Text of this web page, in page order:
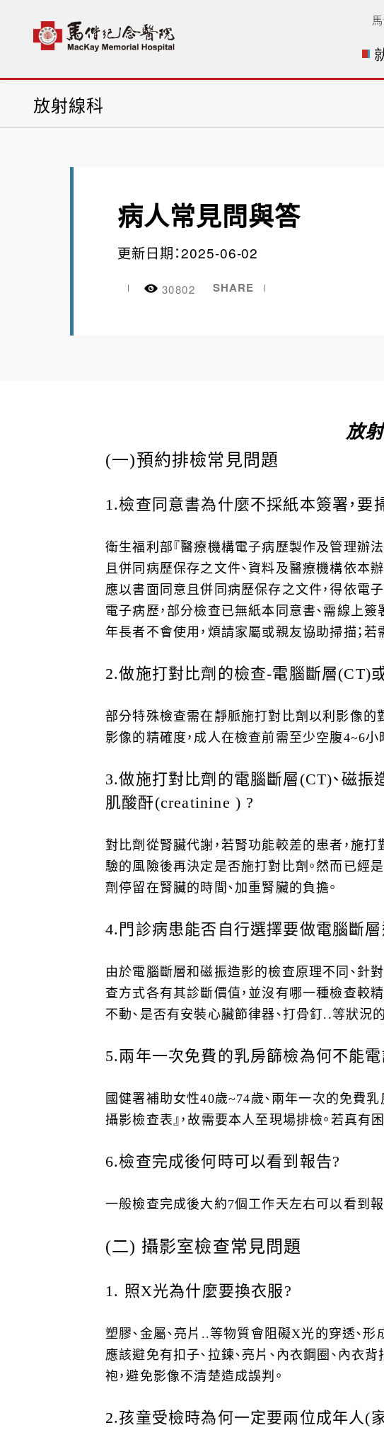
放射線科
病人常見問與答
更新日期：2025-06-02
30802 SHARE
放
(一)預約排檢常見問題
1.檢查同意書為什麼不採紙本簽署，要
衛生福利部『醫療機構電子病歷製作及管理辦
且併同病歷保存之文件、資料及醫療機構依本
應以書面同意且併同病歷保存之文件，得依電
電子病歷，部分檢查已無紙本同意書、需線上
年長者不會使用，煩請家屬或親友協助掃描；
2.做施打對比劑的檢查-電腦斷層(CT)
部分特殊檢查需在靜脈施打對比劑以利影像的
影像的精確度，成人在檢查前需至少空腹4~6小
3.做施打對比劑的電腦斷層(CT)、磁振
肌酸酐(creatinine ) ?
對比劑從腎臟代謝，若腎功能較差的患者，施
驗的風險後再決定是否施打對比劑。然而已經
劑停留在腎臟的時間、加重腎臟的負擔。
4. 門診病患能否自行選擇要做電腦斷
由於電腦斷層和磁振造影的檢查原理不同、針
查方式各有其診斷價值，並沒有哪一種檢查較
不動、是否有安裝心臟節律器、打骨釘..等狀況的
5.兩年一次免費的乳房篩檢為何不能
國健署補助女性40歲~74歲、兩年一次的免費
攝影檢查表』，故需要本人至現場排檢。若真有
6.檢查完成後何時可以看到報告?
一般檢查完成後大約7個工作天左右可以看到報
(二) 攝影室檢查常見問題
1. 照X光為什麼要換衣服?
塑膠、金屬、亮片..等物質會阻礙X光的穿透、
應該避免有扣子、拉鍊、亮片、內衣鋼圈、內衣
袍，避免影像不清楚造成誤判。
2.孩童受檢時為何一定要兩位成年人(